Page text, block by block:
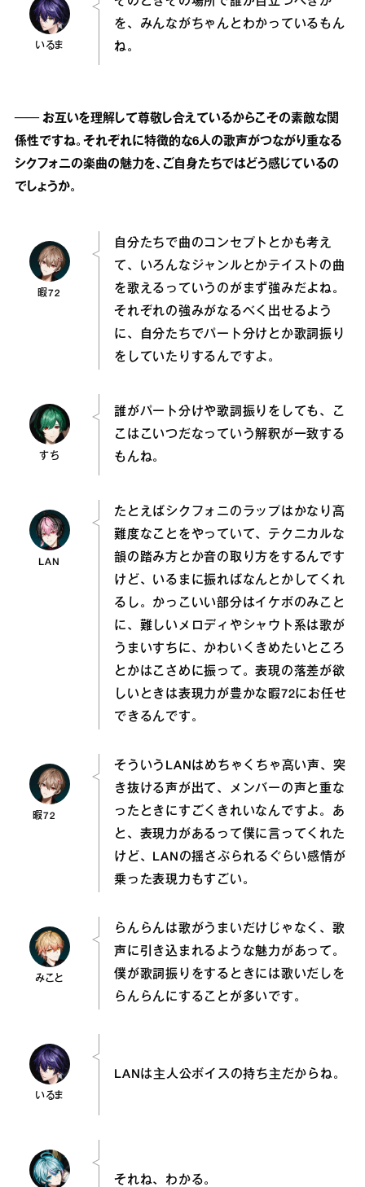
いるま
を、みんながちゃんとわかっているもん
ね。
── お互いを理解して尊敬し合えているからこその素敵な関
係性ですね。それぞれに特徴的な6人の歌声がつながり重なる
シクフォニの楽曲の魅力を、ご自身たちではどう感じているの
でしょうか。
暇72
自分たちで曲のコンセプトとかも考え
て、いろんなジャンルとかテイストの曲
を歌えるっていうのがまず強みだよね。
それぞれの強みがなるべく出せるよう
に、自分たちでパート分けとか歌詞振り
をしていたりするんですよ。
すち
誰がパート分けや歌詞振りをしても、こ
こはこいつだなっていう解釈が一致する
もんね。
LAN
たとえばシクフォニのラップはかなり高
難度なことをやっていて、テクニカルな
韻の踏み方とか音の取り方をするんです
けど、いるまに振ればなんとかしてくれ
るし。かっこいい部分はイケボのみこと
に、難しいメロディやシャウト系は歌が
うまいすちに、かわいくきめたいところ
とかはこさめに振って。表現の落差が欲
しいときは表現力が豊かな暇72にお任せ
できるんです。
暇72
そういうLANはめちゃくちゃ高い声、突
き抜ける声が出て、メンバーの声と重な
ったときにすごくきれいなんですよ。あ
と、表現力があるって僕に言ってくれた
けど、LANの揺さぶられるぐらい感情が
乗った表現力もすごい。
みこと
らんらんは歌がうまいだけじゃなく、歌
声に引き込まれるような魅力があって。
僕が歌詞振りをするときには歌いだしを
らんらんにすることが多いです。
いるま
LANは主人公ボイスの持ち主だからね。
それね、わかる。